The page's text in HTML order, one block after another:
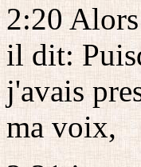
2:20
il dit:
j'avais
ma voix,